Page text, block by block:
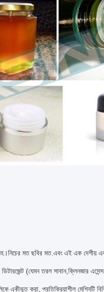
মত ছবির মত.এবং এই এক দেশীয়
(যেমন তরল সাবান,ক্লিনজার
একীভূত করা, প্রতিক্রিয়াশীল মেশিনটি